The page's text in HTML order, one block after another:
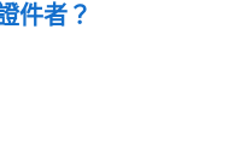
件者？